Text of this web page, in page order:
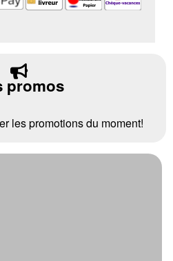
promos
les promotions du moment!